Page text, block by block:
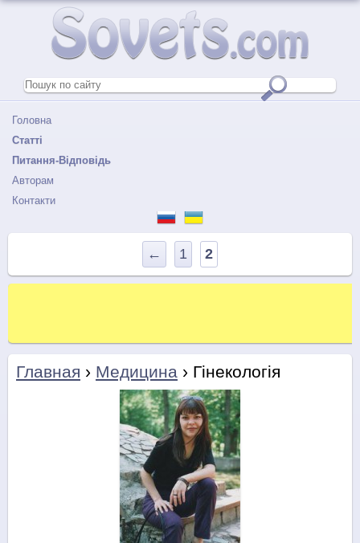
Головна
Статті
Питання-Відповідь
Авторам
Контакти
← 1 2
Главная › Медицина › Гінекологія